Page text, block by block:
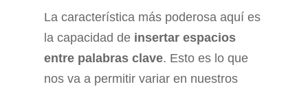
La característica más poderosa aquí es
la capacidad de insertar espacios
entre palabras clave. Esto es lo que
nos va a permitir variar en nuestros